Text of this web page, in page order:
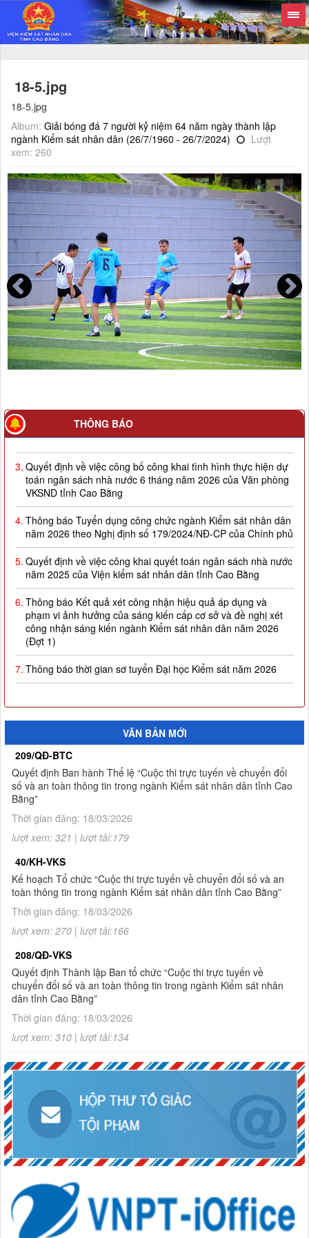
18-5.jpg
18-5.jpg
Album: Giải bóng đá 7 người kỷ niệm 64 năm ngày thành lập
ngành Kiểm sát nhân dân (26/7/1960 - 26/7/2024)
Lượt
xem: 260
THÔNG BÁO
2.
Quyết định về việc công bố công khai giao dự toán NSNN
3.Quyết định về việc công bố công khai tình hình thực hiện dự
toán ngân sách nhà nước 6 tháng năm 2026 của Văn phòng
VKSND tỉnh Cao Bằng
4.Thông báo Tuyển dụng công chức ngành Kiểm sát nhân dân
năm 2026 theo Nghị định số 179/2024/NĐ-CP của Chính phủ
5.Quyết định về việc công khai quyết toán ngân sách nhà nước
năm 2025 của Viện kiểm sát nhân dân tỉnh Cao Bằng
6.Thông báo Kết quả xét công nhận hiệu quả áp dụng và
phạm vi ảnh hưởng của sáng kiến cấp cơ sở và đề nghị xét
công nhận sáng kiến ngành Kiểm sát nhân dân năm 2026
(Đợt 1)
7.Thông báo thời gian sơ tuyển Đại học Kiểm sát năm 2026
8.Công khai thực hiện dự toán thu-chi ngân sách quý I năm
Quyết định công nhận kết quả và trao giải thưởng Cuộc thi
trực tuyến về chuyển đổi số và an toàn thông tin trong ngành
Kiểm sát nhân dân tỉnh Cao Bằng
10.Thông báo Kết quả Cuộc thi trực tuyến về chuyển đổi số và
an toàn thông tin trong ngành Kiểm sát nhân dân tỉnh Cao
Bằng
1.Thông báo tuyển sinh đào tạo trình độ thạc sĩ ngành Luật
2 năm 2026
VĂN BẢN MỚI
209/QĐ-BTC
Quyết định Ban hành Thể lệ “Cuộc thi trực tuyến về chuyển đổi
số và an toàn thông tin trong ngành Kiểm sát nhân dân tỉnh Cao
Bằng”
Thời gian đăng: 18/03/2026
lượt xem: 321 | lượt tải:179
40/KH-VKS
Kế hoạch Tổ chức “Cuộc thi trực tuyến về chuyển đổi số và an
toàn thông tin trong ngành Kiểm sát nhân dân tỉnh Cao Bằng”
Thời gian đăng: 18/03/2026
lượt xem: 270 | lượt tải:166
208/QĐ-VKS
Quyết định Thành lập Ban tổ chức “Cuộc thi trực tuyến về
chuyển đổi số và an toàn thông tin trong ngành Kiểm sát nhân
dân tỉnh Cao Bằng”
Thời gian đăng: 18/03/2026
lượt xem: 310 | lượt tải:134